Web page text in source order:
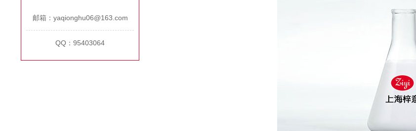
邮箱：yaqionghu06@163.com
QQ：95403064